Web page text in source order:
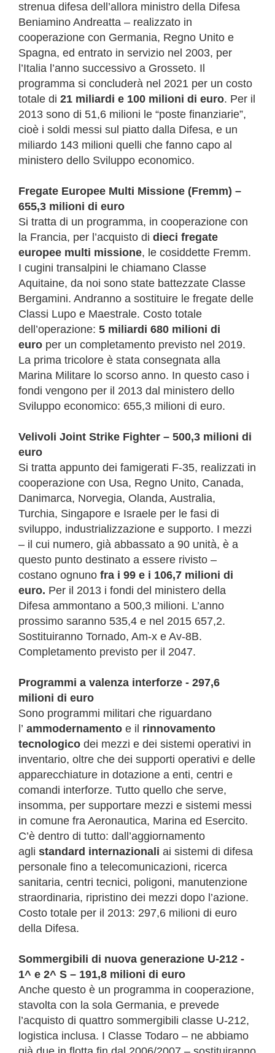
strenua difesa dell’allora ministro della Difesa
Beniamino Andreatta – realizzato in
cooperazione con Germania, Regno Unito e
Spagna, ed entrato in servizio nel 2003, per
l’Italia l’anno successivo a Grosseto. Il
programma si concluderà nel 2021 per un costo
totale di 21 miliardi e 100 milioni di euro. Per il
2013 sono di 51,6 milioni le “poste finanziarie”,
cioè i soldi messi sul piatto dalla Difesa, e un
miliardo 143 milioni quelli che fanno capo al
ministero dello Sviluppo economico.
Fregate Europee Multi Missione (Fremm) –
655,3 milioni di euro
Si tratta di un programma, in cooperazione con
la Francia, per l’acquisto di dieci fregate
europee multi missione, le cosiddette Fremm.
I cugini transalpini le chiamano Classe
Aquitaine, da noi sono state battezzate Classe
Bergamini. Andranno a sostituire le fregate delle
Classi Lupo e Maestrale. Costo totale
dell’operazione: 5 miliardi 680 milioni di
euro per un completamento previsto nel 2019.
La prima tricolore è stata consegnata alla
Marina Militare lo scorso anno. In questo caso i
fondi vengono per il 2013 dal ministero dello
Sviluppo economico: 655,3 milioni di euro.
Velivoli Joint Strike Fighter – 500,3 milioni di
euro
Si tratta appunto dei famigerati F-35, realizzati in
cooperazione con Usa, Regno Unito, Canada,
Danimarca, Norvegia, Olanda, Australia,
Turchia, Singapore e Israele per le fasi di
sviluppo, industrializzazione e supporto. I mezzi
– il cui numero, già abbassato a 90 unità, è a
questo punto destinato a essere rivisto –
costano ognuno fra i 99 e i 106,7 milioni di
euro. Per il 2013 i fondi del ministero della
Difesa ammontano a 500,3 milioni. L’anno
prossimo saranno 535,4 e nel 2015 657,2.
Sostituiranno Tornado, Am-x e Av-8B.
Completamento previsto per il 2047.
Programmi a valenza interforze - 297,6
milioni di euro
Sono programmi militari che riguardano
l’ ammodernamento e il rinnovamento
tecnologico dei mezzi e dei sistemi operativi in
inventario, oltre che dei supporti operativi e delle
apparecchiature in dotazione a enti, centri e
comandi interforze. Tutto quello che serve,
insomma, per supportare mezzi e sistemi messi
in comune fra Aeronautica, Marina ed Esercito.
C’è dentro di tutto: dall’aggiornamento
agli standard internazionali ai sistemi di difesa
personale fino a telecomunicazioni, ricerca
sanitaria, centri tecnici, poligoni, manutenzione
straordinaria, ripristino dei mezzi dopo l’azione.
Costo totale per il 2013: 297,6 milioni di euro
della Difesa.
Sommergibili di nuova generazione U-212 -
1^ e 2^ S – 191,8 milioni di euro
Anche questo è un programma in cooperazione,
stavolta con la sola Germania, e prevede
l’acquisto di quattro sommergibili classe U-212,
logistica inclusa. I Classe Todaro – ne abbiamo